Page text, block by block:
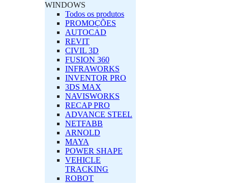
‎WINDOWS‎
Todos os produtos
PROMOÇÕES
AUTOCAD
REVIT
CIVIL 3D
FUSION 360
INFRAWORKS
INVENTOR PRO
3DS MAX
NAVISWORKS
RECAP PRO
ADVANCE STEEL
NETFABB
ARNOLD
MAYA
POWER SHAPE
VEHICLE
TRACKING
ROBOT